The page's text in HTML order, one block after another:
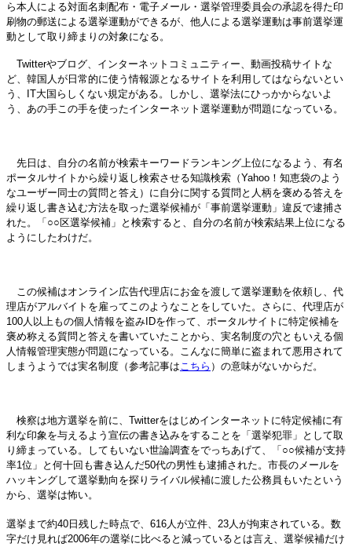
ら本人による対面名刺配布・電子メール・選挙管理委員会の承認を得た印
刷物の郵送による選挙運動ができるが、他人による選挙運動は事前選挙運
動として取り締まりの対象になる。
Twitterやブログ、インターネットコミュニティー、動画投稿サイトな
ど、韓国人が日常的に使う情報源となるサイトを利用してはならないとい
う、IT大国らしくない規定がある。しかし、選挙法にひっかからないよ
う、あの手この手を使ったインターネット選挙運動が問題になっている。
先日は、自分の名前が検索キーワードランキング上位になるよう、有名
ポータルサイトから繰り返し検索させる知識検索（Yahoo！知恵袋のよう
なユーザー同士の質問と答え）に自分に関する質問と人柄を褒める答えを
繰り返し書き込む方法を取った選挙候補が「事前選挙運動」違反で逮捕さ
れた。「○○区選挙候補」と検索すると、自分の名前が検索結果上位になる
ようにしたわけだ。
この候補はオンライン広告代理店にお金を渡して選挙運動を依頼し、代
理店がアルバイトを雇ってこのようなことをしていた。さらに、代理店が
100人以上もの個人情報を盗みIDを作って、ポータルサイトに特定候補を
褒め称える質問と答えを書いていたことから、実名制度の穴ともいえる個
人情報管理実態が問題になっている。こんなに簡単に盗まれて悪用されて
しまうようでは実名制度（参考記事はこちら ）の意味がないからだ。
検察は地方選挙を前に、Twitterをはじめインターネットに特定候補に有
利な印象を与えるよう宣伝の書き込みをすることを「選挙犯罪」として取
り締まっている。してもいない世論調査をでっちあげて、「○○候補が支持
率1位」と何十回も書き込んだ50代の男性も逮捕された。市長のメールを
ハッキングして選挙動向を探りライバル候補に渡した公務員もいたという
から、選挙は怖い。
選挙まで約40日残した時点で、616人が立件、23人が拘束されている。数
字だけ見れば2006年の選挙に比べると減っているとは言え、選挙候補だけ